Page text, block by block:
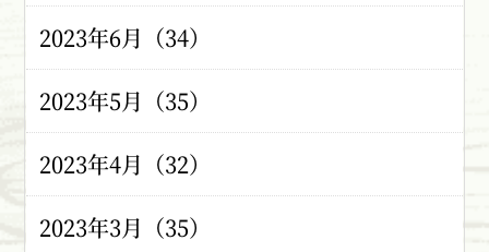
2023年6月（34）
2023年5月（35）
2023年4月（32）
2023年3月（35）